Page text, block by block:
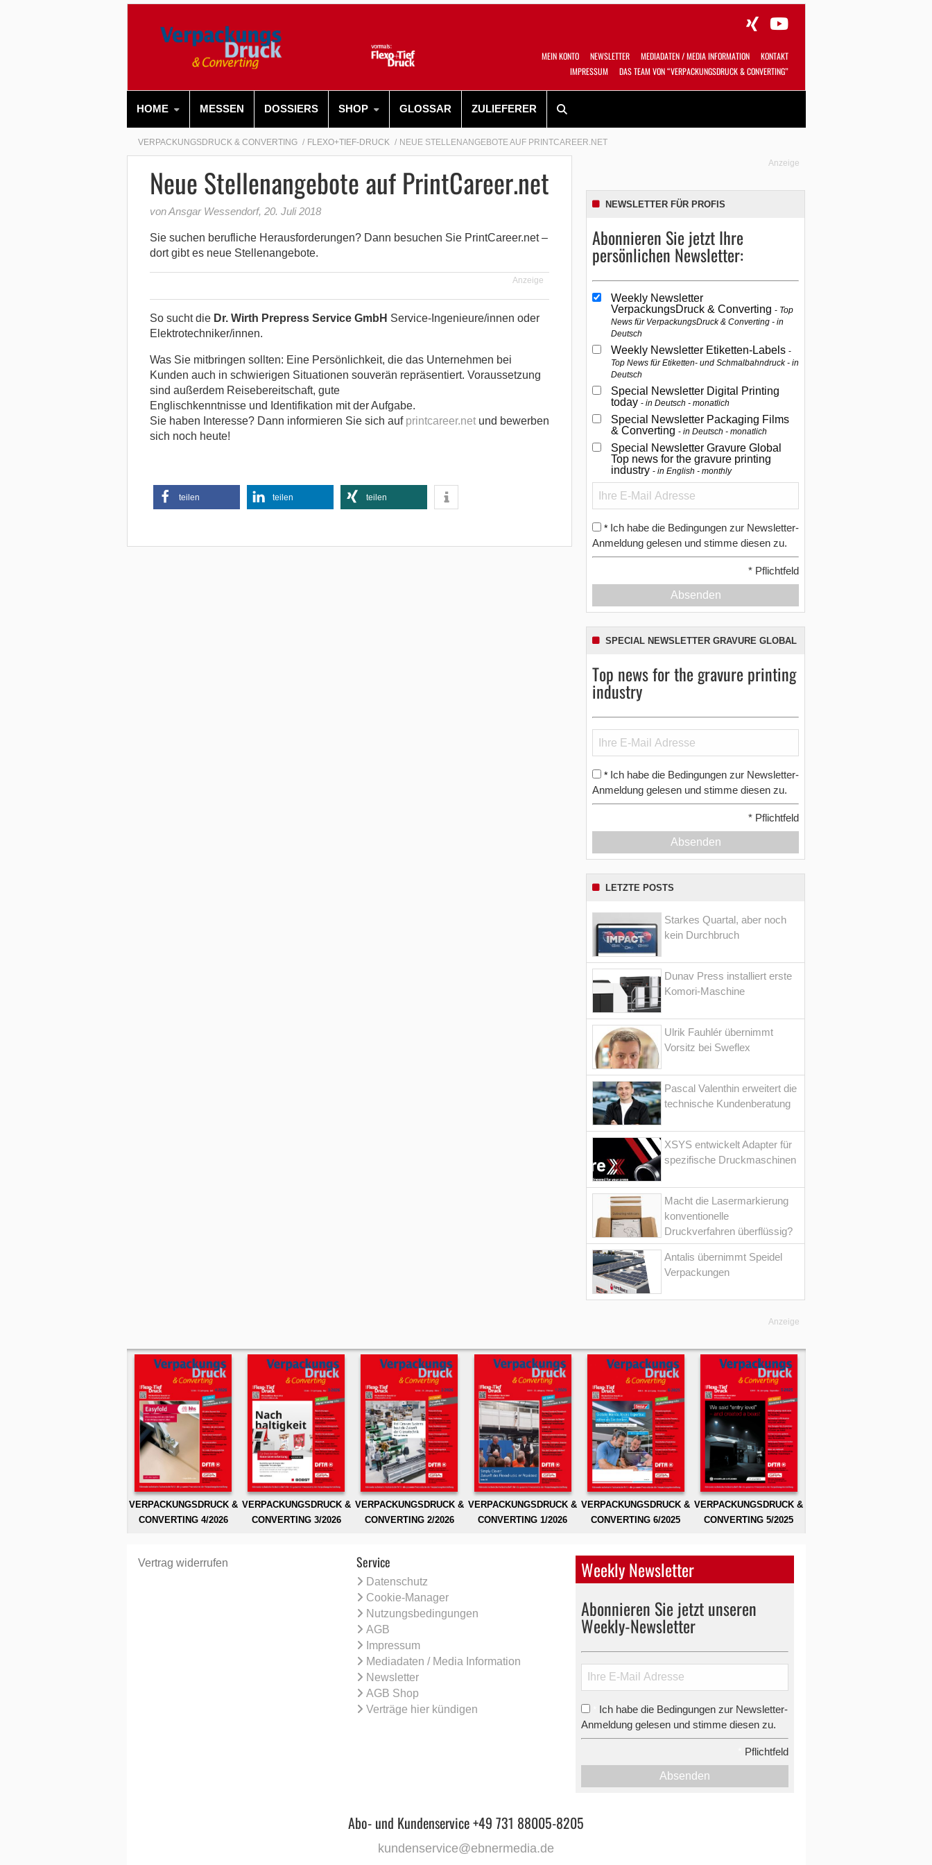
MEIN KONTO NEWSLETTER MEDIADATEN / MEDIA INFORMATION
KONTAKT
IMPRESSUM
DAS TEAM VON “VERPACKUNGSDRUCK & CONVERTING”
HOME MESSEN DOSSIERS SHOP GLOSSAR ZULIEFERER
VERPACKUNGSDRUCK & CONVERTING FLEXO+TIEF-DRUCK NEUE STELLENANGEBOTE AUF PRINTCAREER.NET
Neue Stellenangebote auf PrintCareer.net
von Ansgar Wessendorf, 20. Juli 2018
Sie suchen berufliche Herausforderungen? Dann besuchen Sie PrintCareer.net –
dort gibt es neue Stellenangebote.
Anzeige
So sucht dieDr. Wirth Prepress Service GmbH Service-Ingenieure/innen oder
Elektrotechniker/innen.
Was Sie mitbringen sollten: Eine Persönlichkeit, die das Unternehmen bei
Kunden auch in schwierigen Situationen souverän repräsentiert. Voraussetzung
sind außerdem Reisebereitschaft, gute
Englischkenntnisse und Identifikation mit der Aufgabe.
Sie haben Interesse? Dann informieren Sie sich auf printcareer.netund bewerben
sich noch heute!
teilen teilen teilen
Anzeige
NEWSLETTER FÜR PROFIS
Abonnieren Sie jetzt Ihre
persönlichen Newsletter:
Weekly Newsletter
VerpackungsDruck & Converting Top
News für VerpackungsDruck & Converting - in
Deutsch
Weekly Newsletter Etiketten-Labels
Top News für Etiketten- und Schmalbahndruck - in
Deutsch
Special Newsletter Digital Printing
today in Deutsch - monatlich
Special Newsletter Packaging Films
& Converting in Deutsch - monatlich
Special Newsletter Gravure Global
Top news for the gravure printing
industry in English - monthly
* Ich habe die Bedingungen zur Newsletter-
Anmeldung gelesen und stimme diesen zu.
* Pflichtfeld
Absenden
SPECIAL NEWSLETTER GRAVURE GLOBAL
Top news for the gravure printing
industry
* Ich habe die Bedingungen zur Newsletter-
Anmeldung gelesen und stimme diesen zu.
* Pflichtfeld
Absenden
LETZTE POSTS
Starkes Quartal, aber noch
kein Durchbruch
Dunav Press installiert erste
Komori-Maschine
Ulrik Fauhlér übernimmt
Vorsitz bei Sweflex
Pascal Valenthin erweitert die
technische Kundenberatung
XSYS entwickelt Adapter für
spezifische Druckmaschinen
Macht die Lasermarkierung
konventionelle
Druckverfahren überflüssig?
Antalis übernimmt Speidel
Verpackungen
Anzeige
VERPACKUNGSDRUCK &
CONVERTING 4/2026
VERPACKUNGSDRUCK &
CONVERTING 3/2026
VERPACKUNGSDRUCK &
CONVERTING 2/2026
VERPACKUNGSDRUCK &
CONVERTING 1/2026
VERPACKUNGSDRUCK &
CONVERTING 6/2025
VERPACKUNGSDRUCK &
CONVERTING 5/2025
Vertrag widerrufen Service
Datenschutz
Cookie-Manager
Nutzungsbedingungen
AGB
Impressum
Mediadaten / Media Information
Newsletter
AGB Shop
Verträge hier kündigen
Weekly Newsletter
Abonnieren Sie jetzt unseren
Weekly-Newsletter
Ich habe die Bedingungen zur Newsletter-
Anmeldung gelesen und stimme diesen zu.
Pflichtfeld
Absenden
Abo- und Kundenservice +49 731 88005-8205
kundenservice@ebnermedia.de